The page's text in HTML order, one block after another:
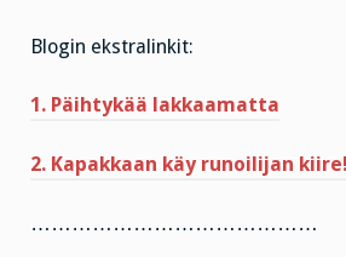
Blogin ekstralinkit:
1. Päihtykää lakkaamatta
2. Kapakkaan käy runoilijan kiire!
……………………………………